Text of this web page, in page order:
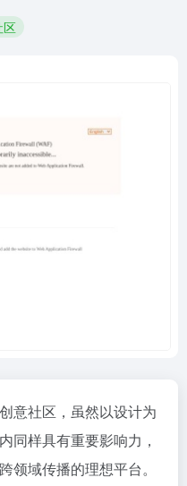
区
意社区，虽然以设计为
同样具有重要影响力，
领域传播的理想平台。